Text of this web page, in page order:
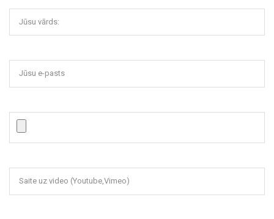
Jūsu vārds:
Jūsu e-pasts
Saite uz video (Youtube,Vimeo)